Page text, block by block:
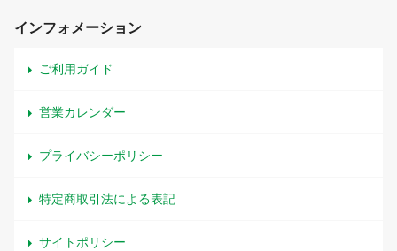
インフォメーション
ご利用ガイド
営業カレンダー
プライバシーポリシー
特定商取引法による表記
サイトポリシー